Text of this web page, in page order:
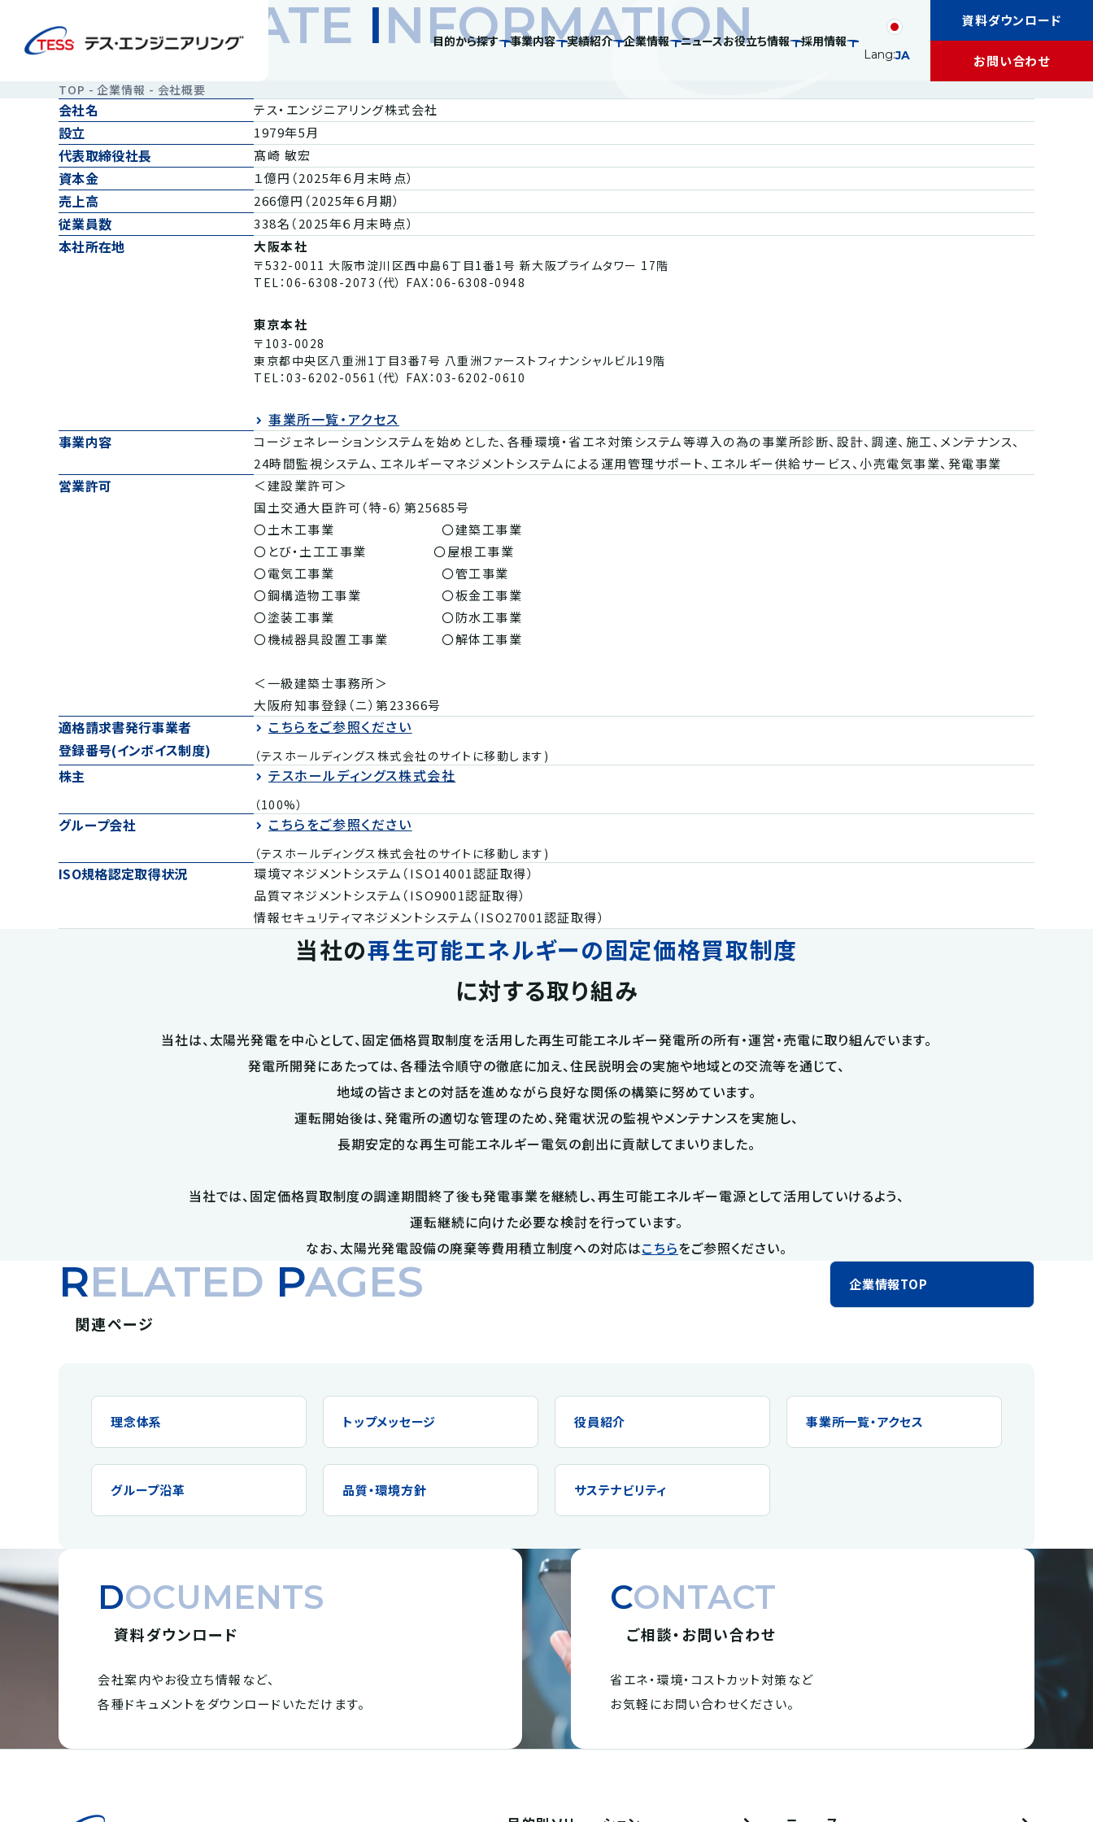
目的から探す 事業内容 実績紹介 企業情報 ニュースお役立ち情報 採用情報
資料ダウンロード
お問い合わせ
Lang:JA
COPORATE INFORMATION
TOP 企業情報 会社概要
会社名 テス・エンジニアリング株式会社
設立 1979年5月
代表取締役社長 髙崎 敏宏
資本金 １億円（2025年６月末時点）
売上高 266億円（2025年６月期）
従業員数 338名（2025年６月末時点）
本社所在地 大阪本社
〒532-0011 大阪市淀川区西中島6丁目1番1号 新大阪プライムタワー 17階
TEL：06-6308-2073（代） FAX：06-6308-0948
東京本社
〒103-0028
東京都中央区八重洲1丁目3番7号 八重洲ファーストフィナンシャルビル19階
TEL：03-6202-0561（代） FAX：03-6202-0610
事業所一覧・アクセス
事業内容
コージェネレーションシステムを始めとした、各種環境・省エネ対策システム等導入の為の事業所診断、設計、調達、施工、メンテナンス、
24時間監視システム、エネルギーマネジメントシステムによる運用管理サポート、エネルギー供給サービス、小売電気事業、発電事業
営業許可
＜建設業許可＞
国土交通大臣許可（特-6）第25685号
〇土木工事業 〇建築工事業
〇とび・土工工事業 〇屋根工事業
〇電気工事業 〇管工事業
〇鋼構造物工事業 〇板金工事業
〇塗装工事業 〇防水工事業
〇機械器具設置工事業 〇解体工事業
＜一級建築士事務所＞
大阪府知事登録（ニ）第23366号
適格請求書発行事業者
登録番号(インボイス制度)
こちらをご参照ください
（テスホールディングス株式会社のサイトに移動します)
株主 テスホールディングス株式会社
（100%）
グループ会社 こちらをご参照ください
（テスホールディングス株式会社のサイトに移動します)
ISO規格認定取得状況
環境マネジメントシステム（ISO14001認証取得）
品質マネジメントシステム（ISO9001認証取得）
情報セキュリティマネジメントシステム（ISO27001認証取得）
当社の再生可能エネルギーの固定価格買取制度
に対する取り組み
当社は、太陽光発電を中心として、固定価格買取制度を活用した再生可能エネルギー発電所の所有・運営・売電に取り組んでいます。
発電所開発にあたっては、各種法令順守の徹底に加え、住民説明会の実施や地域との交流等を通じて、
地域の皆さまとの対話を進めながら良好な関係の構築に努めています。
運転開始後は、発電所の適切な管理のため、発電状況の監視やメンテナンスを実施し、
長期安定的な再生可能エネルギー電気の創出に貢献してまいりました。
当社では、固定価格買取制度の調達期間終了後も発電事業を継続し、再生可能エネルギー電源として活用していけるよう、
運転継続に向けた必要な検討を行っています。
なお、太陽光発電設備の廃棄等費用積立制度への対応はこちらをご参照ください。
RELATED PAGES
関連ページ
理念体系 トップメッセージ 役員紹介 事業所一覧・アクセス
グループ沿革 品質・環境方針 サステナビリティ
企業情報TOP
DOCUMENTS
資料ダウンロード
会社案内やお役立ち情報など、
各種ドキュメントをダウンロードいただけます。
CONTACT
ご相談・お問い合わせ
省エネ・環境・ コストカット対策など
お気軽にお問い合わせください。